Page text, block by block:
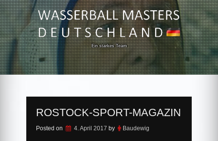
Ein starkes Team
ROSTOCK-SPORT-MAGAZIN
Posted on 4. April 2017 by Baudewig